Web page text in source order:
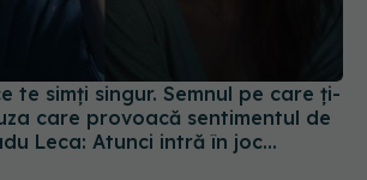
care provoacă sentimentul de
Leca: Atunci intră în joc